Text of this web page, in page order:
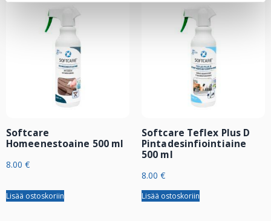
Softcare
Homeenestoaine 500 ml
8.00 €
Lisää ostoskoriin
Softcare Teflex Plus D
Pintadesinfiointiaine
500 ml
8.00 €
Lisää ostoskoriin